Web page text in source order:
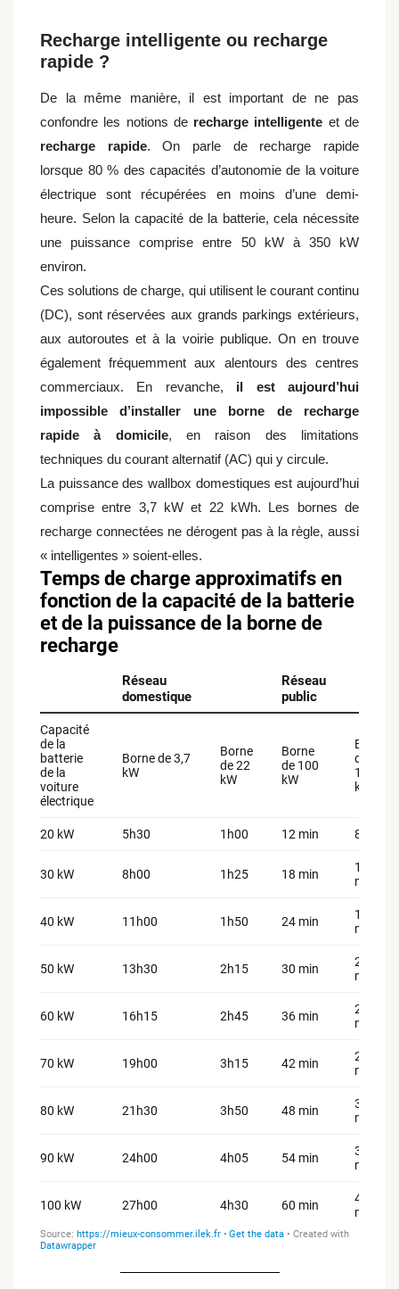
Recharge intelligente ou recharge
rapide ?
De la même manière, il est important de ne pas
confondre les notions de recharge intelligente et de
recharge rapide. On parle de recharge rapide
lorsque 80 % des capacités d’autonomie de la voiture
électrique sont récupérées en moins d’une demi-
heure. Selon la capacité de la batterie, cela nécessite
une puissance comprise entre 50 kW à 350 kW
environ.
Ces solutions de charge, qui utilisent le courant continu
(DC), sont réservées aux grands parkings extérieurs,
aux autoroutes et à la voirie publique. On en trouve
également fréquemment aux alentours des centres
commerciaux. En revanche, il est aujourd’hui
impossible d’installer une borne de recharge
rapide à domicile, en raison des limitations
techniques du courant alternatif (AC) qui y circule.
La puissance des wallbox domestiques est aujourd’hui
comprise entre 3,7 kW et 22 kWh. Les bornes de
recharge connectées ne dérogent pas à la règle, aussi
« intelligentes » soient-elles.